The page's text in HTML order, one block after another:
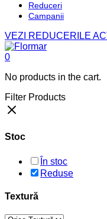
Reduceri
Campanii
VEZI REDUCERILE
0
No products in the cart.
Filter Products
Stoc
În stoc
Reduse
Textură